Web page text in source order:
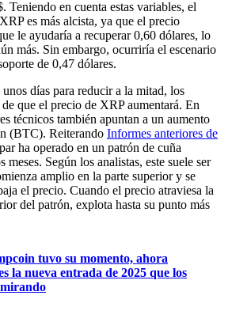
Teniendo en cuenta estas variables, el
es más alcista, ya que el precio
le ayudaría a recuperar 0,60 dólares, lo
más. Sin embargo, ocurriría el escenario
de 0,47 dólares.
días para reducir a la mitad, los
que el precio de XRP aumentará. En
técnicos también apuntan a un aumento
(BTC). Reiterando Informes anteriores de
ha operado en un patrón de cuña
meses. Según los analistas, este suele ser
amplio en la parte superior y se
el precio. Cuando el precio atraviesa la
del patrón, explota hasta su punto más
tuvo su momento, ahora
la nueva entrada de 2025 que los